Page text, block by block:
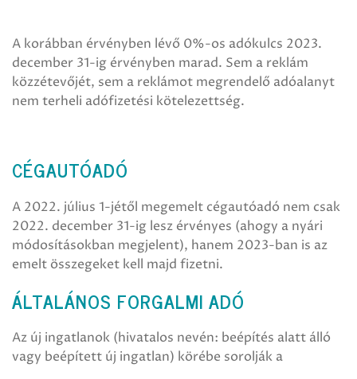
A korábban érvényben lévő 0%-os adókulcs 2023.
december 31-ig érvényben marad. Sem a reklám
közzétevőjét, sem a reklámot megrendelő adóalanyt
nem terheli adófizetési kötelezettség.
CÉGAUTÓADÓ
A 2022. július 1-jétől megemelt cégautóadó nem csak
2022. december 31-ig lesz érvényes (ahogy a nyári
módosításokban megjelent), hanem 2023-ban is az
emelt összegeket kell majd fizetni.
ÁLTALÁNOS FORGALMI ADÓ
Az új ingatlanok (hivatalos nevén: beépítés alatt álló
vagy beépített új ingatlan) körébe sorolják a